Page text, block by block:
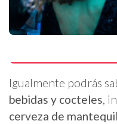
Igualmente podrás
bebidas y cocteles,
cerveza de